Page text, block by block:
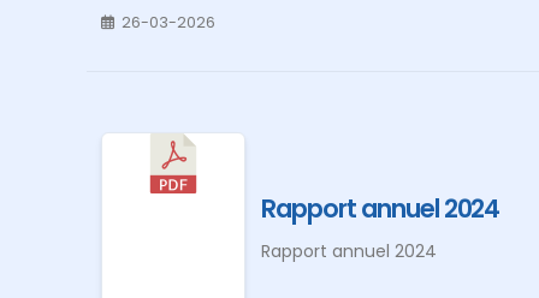
26-03-2026
Rapport annuel 2024
Rapport annuel 2024